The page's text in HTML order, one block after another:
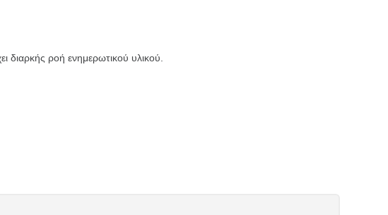
διαρκής ροή ενημερωτικού υλικού.